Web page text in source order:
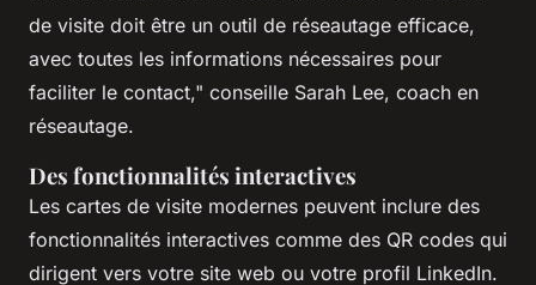
de visite doit être un outil de réseautage efficace,
avec toutes les informations nécessaires pour
faciliter le contact," conseille Sarah Lee, coach en
réseautage.
Des fonctionnalités interactives
Les cartes de visite modernes peuvent inclure des
fonctionnalités interactives comme des QR codes qui
dirigent vers votre site web ou votre profil LinkedIn.